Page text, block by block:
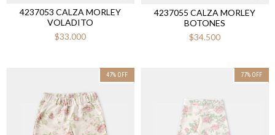
4237053 CALZA MORLEY
VOLADITO
$33.000
4237055 CALZA MORLEY
BOTONES
$34.500
47% OFF 77% OFF